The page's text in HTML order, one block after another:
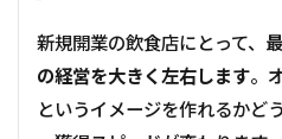
新規開業の飲食店にとって、
の経営を大きく左右します。
というイメージを作れるかど